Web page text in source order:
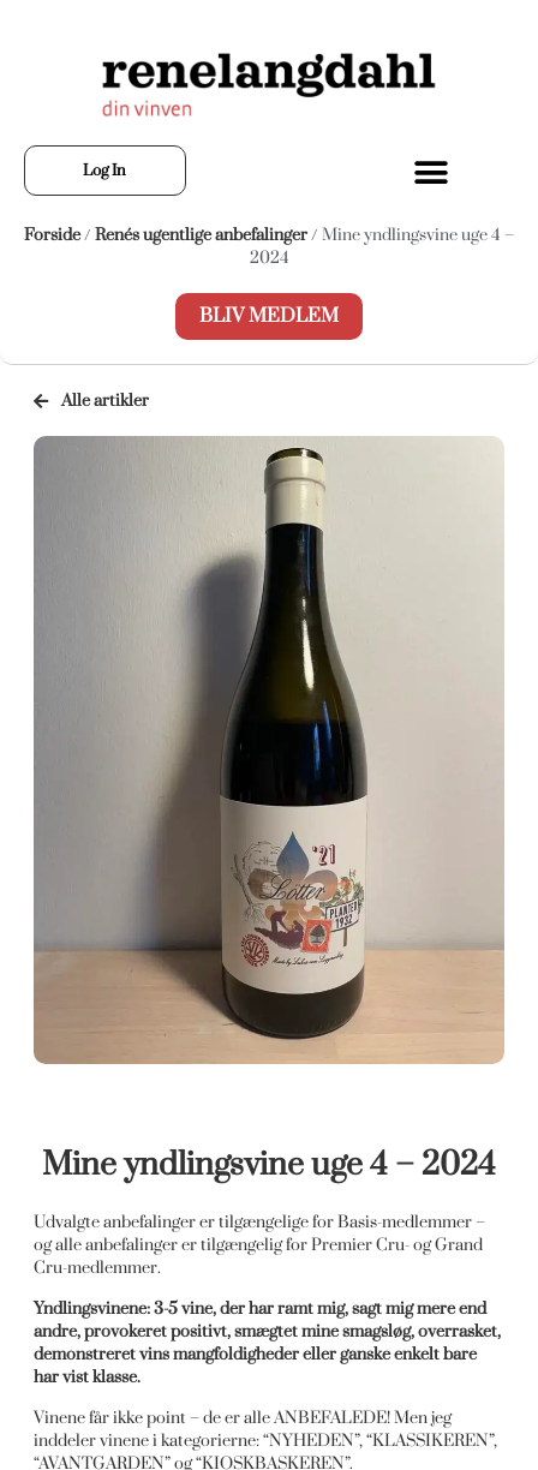
Log In
Forside/ Renés ugentlige anbefalinger/ Mine yndlingsvine uge 4 –
2024
BLIV MEDLEM
Alle artikler
Mine yndlingsvine uge 4 – 2024
Udvalgte anbefalinger er tilgængelige for Basis-medlemmer –
og alle anbefalinger er tilgængelig for Premier Cru- og Grand
Cru-medlemmer.
Yndlingsvinene: 3-5 vine, der har ramt mig, sagt mig mere end
andre, provokeret positivt, smægtet mine smagsløg, overrasket,
demonstreret vins mangfoldigheder eller ganske enkelt bare
har vist klasse.
Vinene får ikke point – de er alle ANBEFALEDE! Men jeg
inddeler vinene i kategorierne: “NYHEDEN”, “KLASSIKEREN”,
“AVANTGARDEN” og “KIOSKBASKEREN”.